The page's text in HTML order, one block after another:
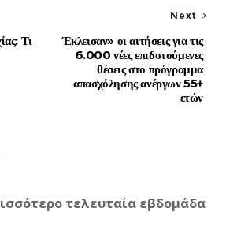
Next
Έκλεισαν» οι αιτήσεις για τις
6.000 νέες επιδοτούμενες
θέσεις στο πρόγραμμα
απασχόλησης ανέργων 55+
ετών
Τι
τελευταία εβδομάδα